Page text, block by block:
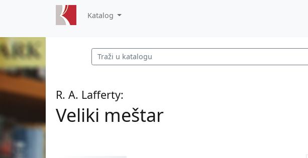
Katalog
R. A. Lafferty:
Veliki meštar